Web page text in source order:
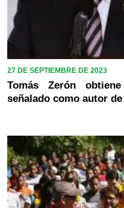
27 DE SEPTIEMBRE DE 2023
Tomás Zerón
señalado como autor